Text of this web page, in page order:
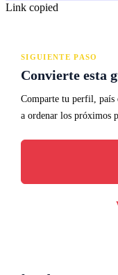
Link copied
SIGUIENTE PASO
Convierte esta
Comparte tu perfil, país
a ordenar los próximos